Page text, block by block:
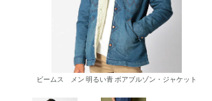
ビームス メン 明るい青 ボアブルゾン・ジャケット